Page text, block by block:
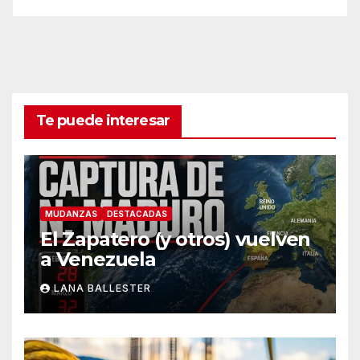
Te puede interesar
MUDANZAS DESTACADAS
El Zapatero (y otros) vuelven
a Venezuela
LANA BALLESTER